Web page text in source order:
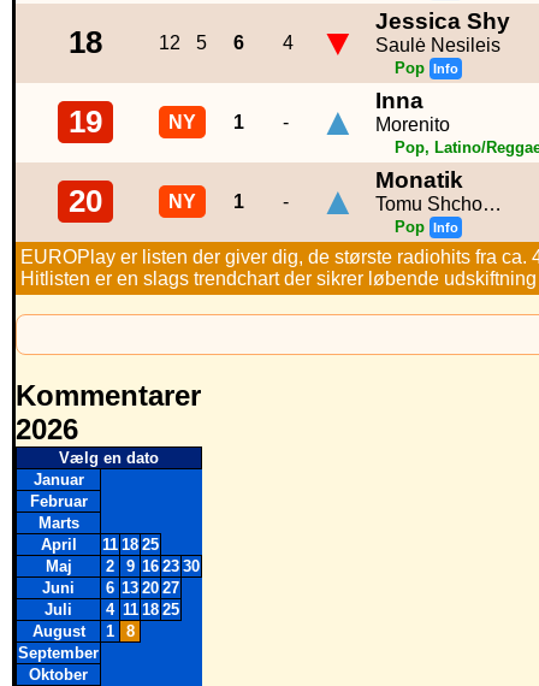
18 12 5 6 4 ▼ Jessica Shy
Saulė Nesileis
Pop Info
19 NY 1 - ▲ Inna
Morenito
Pop, Latino/
20 NY 1 - ▲ Monatik
Tomu Shcho…
Pop Info
EUROPlay er listen der giver dig, de største radiohits fra
Hitlisten er en slags trendchart der sikrer løbende
Kommentarer
2026
Vælg en dato
Januar
Februar
Marts
April
11 18 25
Maj
2 9 16 23 30
Juni
6 13 20 27
Juli
4 11 18 25
August
1
8
September
Oktober